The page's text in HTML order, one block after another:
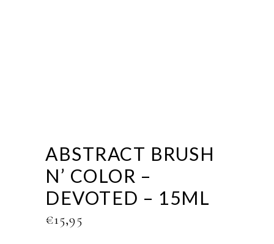
ABSTRACT BRUSH
N’ COLOR –
DEVOTED – 15ML
€15,95